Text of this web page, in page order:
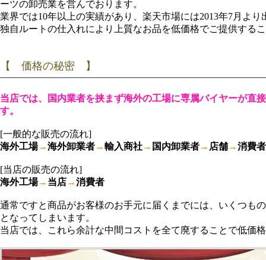
ーツの卸売業を営んでおります。
業界では10年以上の実績があり、楽天市場には2013年7月よ
独自ルートの仕入れにより上質なお品を低価格でご提供する
【 価格の秘密 】
当店では、国内業者を挟まず海外の工場に専属バイヤーが直
す。
[一般的な販売の流れ]
海外工場→海外卸業者→輸入商社→ 国内卸業者→ 店舗→消費者
[当店の販売の流れ]
海外工場→ 当店→消費者
通常ですと商品がお客様のお手元に届くまでには、いくつも
となってしまいます。
当店では、これら余計な中間コストを全て廃することで低価